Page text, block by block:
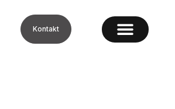
Kontakt